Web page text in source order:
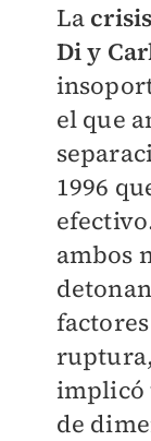
La
Di y
el que
1996
ambos
implicó
de